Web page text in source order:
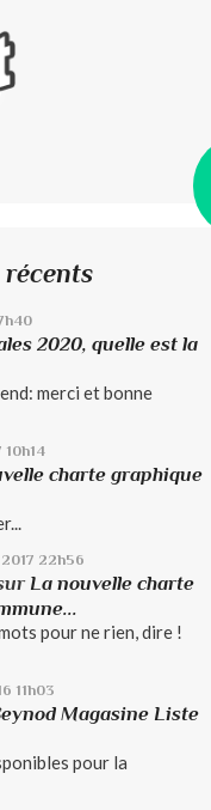
2020, quelle est la
merci et bonne
10h14
charte graphique
22h56
La nouvelle charte
pour ne rien, dire !
11h03
Magasine Liste
pour la